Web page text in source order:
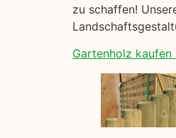
zu schaffen!
Gartenholz kaufen